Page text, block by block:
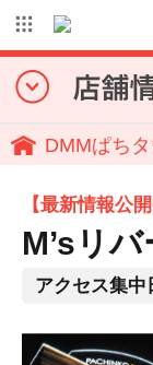
DMMぱち
【最新情報公開
M’sリ
アクセス集中